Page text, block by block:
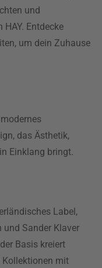
und
Entdecke
um dein Zuhause
das Ästhetik,
Einklang bringt.
Label,
und Sander Klaver
Basis kreiert
mit